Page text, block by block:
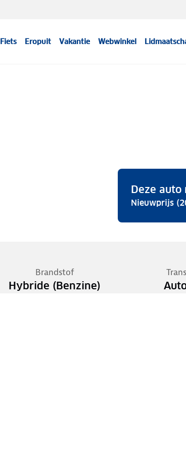
Fiets Eropuit Vakantie Webwinkel
Deze auto
Nieuwprijs
Brandstof
Hybride (Benzine)